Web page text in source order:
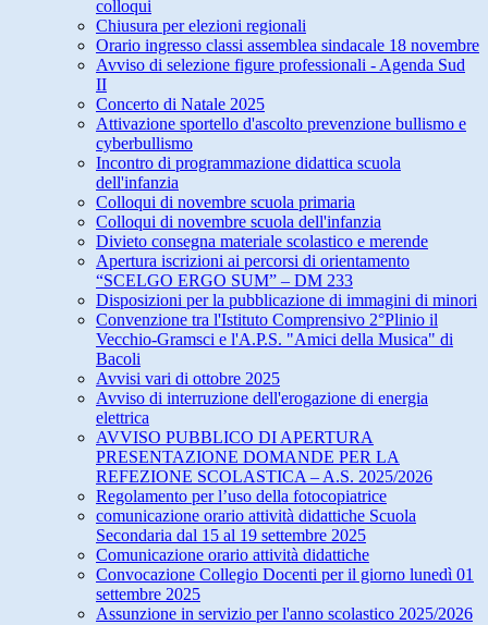
colloqui
Chiusura per elezioni regionali
Orario ingresso classi assemblea sindacale 18 novembre
Avviso di selezione figure professionali - Agenda Sud
II
Concerto di Natale 2025
Attivazione sportello d'ascolto prevenzione bullismo e
cyberbullismo
Incontro di programmazione didattica scuola
dell'infanzia
Colloqui di novembre scuola primaria
Colloqui di novembre scuola dell'infanzia
Divieto consegna materiale scolastico e merende
Apertura iscrizioni ai percorsi di orientamento
“SCELGO ERGO SUM” – DM 233
Disposizioni per la pubblicazione di immagini di minori
Convenzione tra l'Istituto Comprensivo 2°Plinio il
Vecchio-Gramsci e l'A.P.S. "Amici della Musica" di
Bacoli
Avvisi vari di ottobre 2025
Avviso di interruzione dell'erogazione di energia
elettrica
AVVISO PUBBLICO DI APERTURA
PRESENTAZIONE DOMANDE PER LA
REFEZIONE SCOLASTICA – A.S. 2025/2026
Regolamento per l’uso della fotocopiatrice
comunicazione orario attività didattiche Scuola
Secondaria dal 15 al 19 settembre 2025
Comunicazione orario attività didattiche
Convocazione Collegio Docenti per il giorno lunedì 01
settembre 2025
Assunzione in servizio per l'anno scolastico 2025/2026